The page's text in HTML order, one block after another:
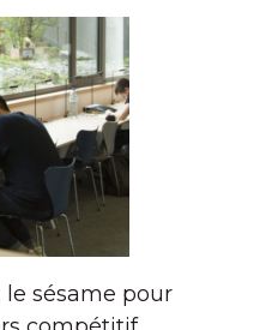
le sésame pour